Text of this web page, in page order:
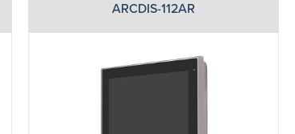
ARCDIS-112AR